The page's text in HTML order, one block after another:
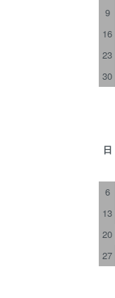
9
16
23
30
日
6
13
20
27